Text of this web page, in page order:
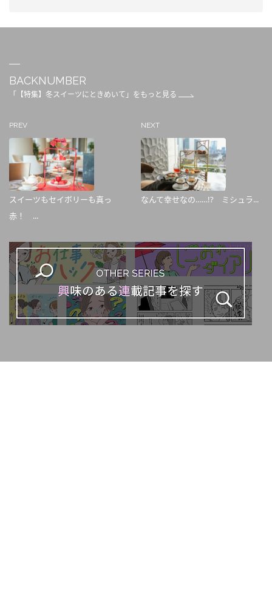
BACKNUMBER
「【特集】冬スイーツにときめいて」をもっと見る
PREV
スイーツもセイボリーも真っ
赤！ ...
NEXT
なんて幸せなの……!? ミシュラ...